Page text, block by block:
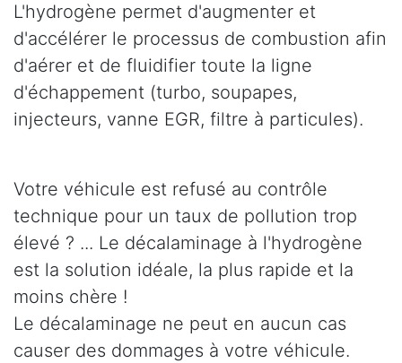
L'hydrogène permet d'augmenter et
d'accélérer le processus de combustion afin
d'aérer et de fluidifier toute la ligne
d'échappement (turbo, soupapes,
injecteurs, vanne EGR, filtre à particules).
Votre véhicule est refusé au contrôle
technique pour un taux de pollution trop
élevé ? ... Le décalaminage à l'hydrogène
est la solution idéale, la plus rapide et la
moins chère !
Le décalaminage ne peut en aucun cas
causer des dommages à votre véhicule.